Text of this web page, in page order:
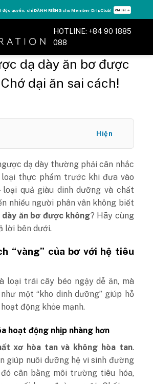
độc quyền, chỉ DÀNH RIÊNG cho Member DripClub! Chi tiết ➝
HOTLINE: +84 90 1885
088
dạ dày ăn bơ được
dại ăn sai cách!
Hiện
dạ dày thường phải cân nhắc
thực phẩm trước khi đưa vào
loại quả giàu dinh dưỡng và chất
nhiều người phân vân không biết
ăn bơ được không? Hãy cùng
lời bên dưới.
“vàng” của bơ với hệ tiêu
loại trái cây béo ngậy dễ ăn, mà
một “kho dinh dưỡng” giúp hỗ
động khỏe mạnh.
hoạt động nhịp nhàng hơn
xơ hòa tan và không hòa tan.
giúp nuôi dưỡng hệ vi sinh đường
cân bằng môi trường tiêu hóa,